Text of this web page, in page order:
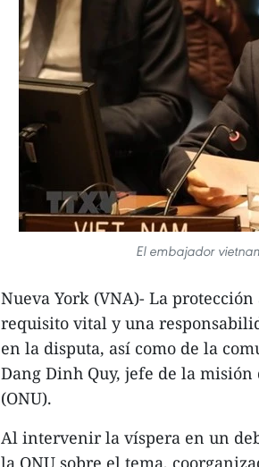
El embajador
Nueva York (VNA)- La
requisito vital y una
en la disputa, así como de la
Dang Dinh Quy, jefe de la
(ONU).
Al intervenir la víspera en un
la ONU sobre el tema,